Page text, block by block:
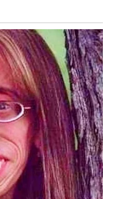
koje dolazi u
i iskrene namjere.
prirodno i